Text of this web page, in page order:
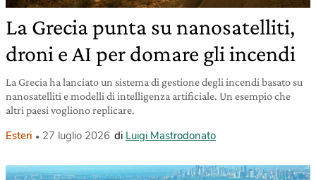
La Grecia punta su nanosatelliti,
droni e AI per domare gli incendi
La Grecia ha lanciato un sistema di gestione degli incendi basato su
nanosatelliti e modelli di intelligenza artificiale. Un esempio che
altri paesi vogliono replicare.
Esteri 27 luglio 2026 di Luigi Mastrodonato